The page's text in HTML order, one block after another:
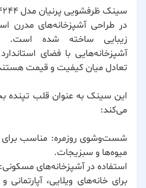
در طراحی آشپزخانه‌های مدرن
زیبایی ساخته شده است.
آشپزخانه‌هایی با فضای
تعادل میان کیفیت و قیمت
این سینک به عنوان قلب تپنده
می‌کند:
شست‌وشوی روزمره: مناسب
میوه‌ها و سبزیجات.
استفاده در آشپزخانه‌های
برای خانه‌های ویلایی،